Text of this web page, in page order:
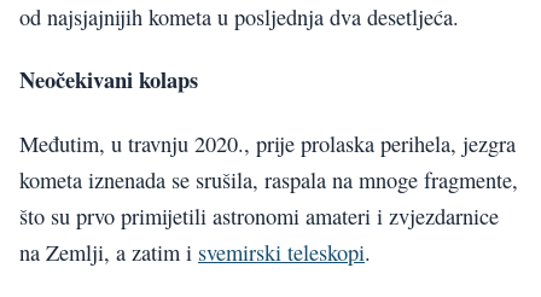
od najsjajnijih kometa u posljednja dva desetljeća.
Neočekivani kolaps
Međutim, u travnju 2020., prije prolaska perihela, jezgra
kometa iznenada se srušila, raspala na mnoge fragmente,
što su prvo primijetili astronomi amateri i zvjezdarnice
na Zemlji, a zatim i svemirski teleskopi.